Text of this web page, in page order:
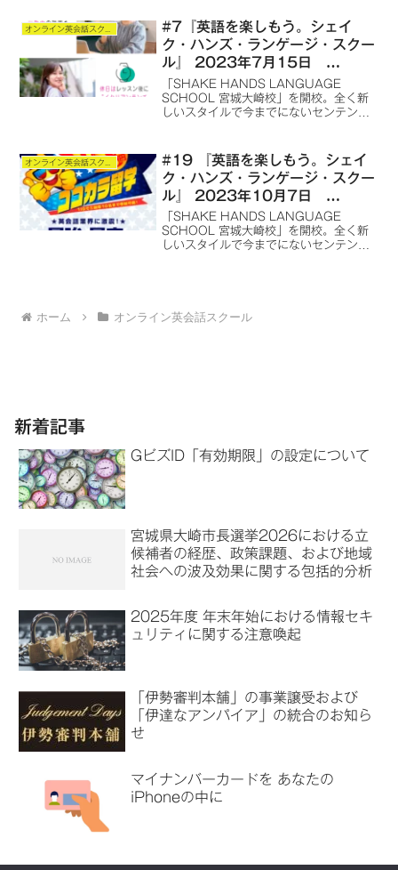
言語の語学学習スクールを提供します。
#7『英語を楽しもう。シェイ
ク・ハンズ・ランゲージ・スクー
ル』 2023年7月15日
ONAIR
「SHAKE HANDS LANGUAGE
SCHOOL 宮城大崎校」を開校。全く新
しいスタイルで今までにないセンテンス
言語の語学学習スクールを提供します。
#19 『英語を楽しもう。シェイ
ク・ハンズ・ランゲージ・スクー
ル』 2023年10月7日
ONAIR
「SHAKE HANDS LANGUAGE
SCHOOL 宮城大崎校」を開校。全く新
しいスタイルで今までにないセンテンス
ホーム オンライン英会話スクール
新着記事
GビズID「有効期限」の設定について
宮城県大崎市長選挙2026における立
候補者の経歴、政策課題、および地域
社会への波及効果に関する包括的分析
2025年度 年末年始における情報セキ
ュリティに関する注意喚起
「伊勢審判本舗」の事業譲受および
「伊達なアンパイア」の統合のお知ら
せ
マイナンバーカードを あなたの
iPhoneの中に